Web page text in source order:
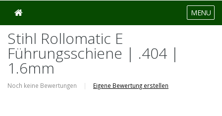
MENU
Stihl Rollomatic E
Führungsschiene | .404 |
1.6mm
Noch keine Bewertungen | Eigene Bewertung erstellen